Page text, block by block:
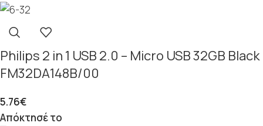
Philips 2 in 1 USB 2.0 – Micro USB 32GB Black
FM32DA148B/00
5.76€
Απόκτησέ το